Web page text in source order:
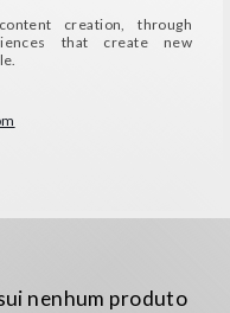
creation, through
that create new
nenhum produto